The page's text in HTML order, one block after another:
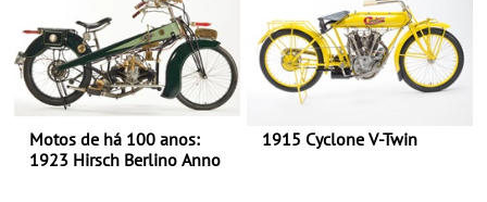
Motos de há 100 anos:
1923 Hirsch Berlino Anno
1915 Cyclone V-Twin